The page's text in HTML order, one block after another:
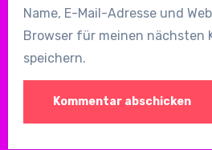
Name, E-Mail-Adresse und
Browser für meinen nächsten
speichern.